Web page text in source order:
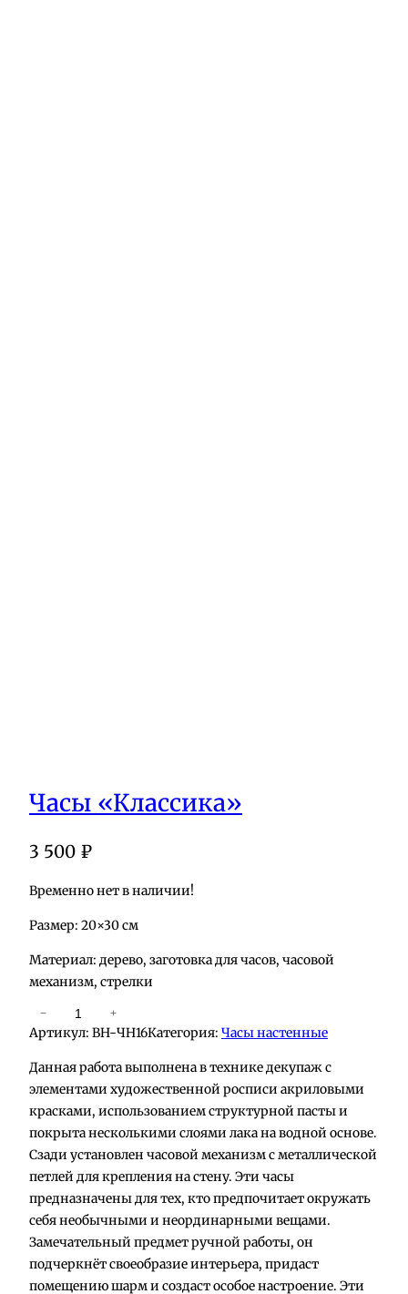
Часы «Классика»
3 500 ₽
Временно нет в наличии!
Размер: 20×30 см
Материал: дерево, заготовка для часов, часовой
механизм, стрелки
о
л
с
т
− +
Артикул: BH-ЧН16Категория: Часы настенные
Данная работа выполнена в технике декупаж с
элементами художественной росписи акриловыми
красками, использованием структурной пасты и
покрыта несколькими слоями лака на водной основе.
Сзади установлен часовой механизм с металлической
петлей для крепления на стену. Эти часы
предназначены для тех, кто предпочитает окружать
себя необычными и неординарными вещами.
Замечательный предмет ручной работы, он
подчеркнёт своеобразие интерьера, придаст
помещению шарм и создаст особое настроение. Эти